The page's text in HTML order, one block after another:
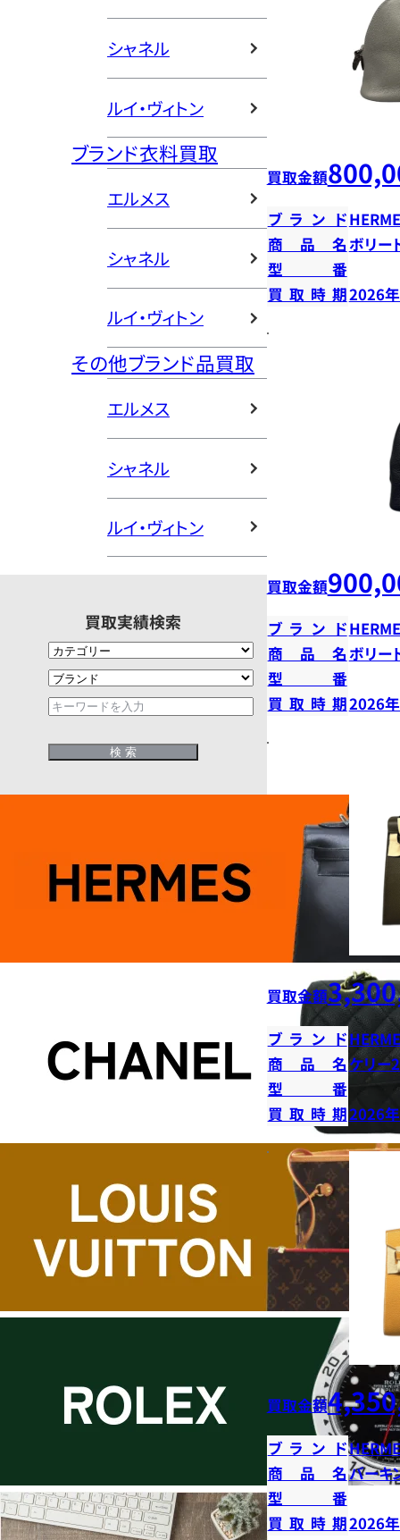
シャネル
ルイ・ヴィトン
ブランド衣料買取
エルメス
シャネル
ルイ・ヴィトン
その他ブランド品買取
エルメス
シャネル
ルイ・ヴィトン
買取実績検索
買取金額
ブランド
商品名ボリー
型番
買取時期2026
買取金額
ブランド
商品名ボリー
型番
買取時期2026
買取金額
ブランド
商品名ケリー
型番
買取時期2026
買取金額
ブランド
商品名バーキ
型番
買取時期2026